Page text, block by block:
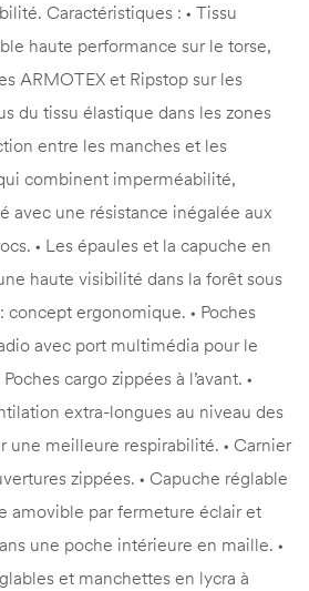
Caractéristiques : • Tissu
haute performance sur le torse,
ARMOTEX et Ripstop sur les
du tissu élastique dans les zones
entre les manches et les
combinent imperméabilité,
avec une résistance inégalée aux
• Les épaules et la capuche en
haute visibilité dans la forêt sous
concept ergonomique. • Poches
avec port multimédia pour le
cargo zippées à l’avant. •
extra-longues au niveau des
une meilleure respirabilité. • Carnier
zippées. • Capuche réglable
amovible par fermeture éclair et
une poche intérieure en maille. •
et manchettes en lycra à